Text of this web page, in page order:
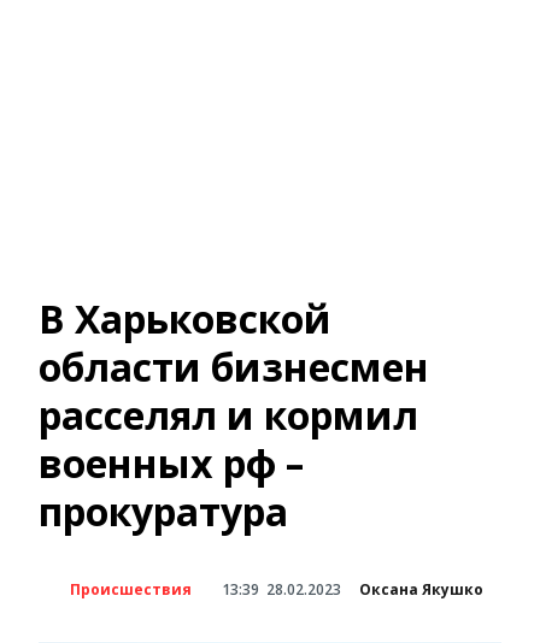
В Харьковской
области бизнесмен
расселял и кормил
военных рф –
прокуратура
Происшествия 13:39 28.02.2023 Оксана Якушко